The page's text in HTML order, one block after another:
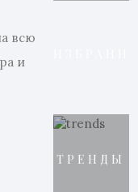
всю
и
ТРЕНДЫ